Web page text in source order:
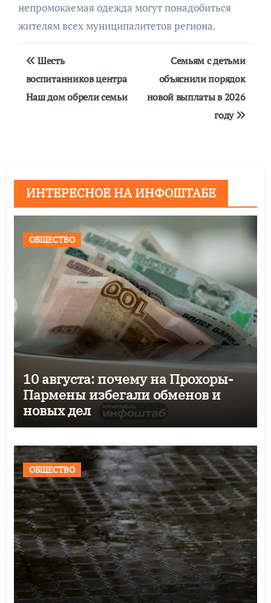
непромокаемая одежда могут понадобиться
жителям всех муниципалитетов региона.
Навигация
по
записям
Шесть
воспитанников центра
Наш дом обрели семьи
Семьям с детьми
объяснили порядок
новой выплаты в 2026
году
ИНТЕРЕСНОЕ НА ИНФОШТАБЕ
ОБЩЕСТВО
10 августа: почему на Прохоры-
Пармены избегали обменов и
новых дел
ОБЩЕСТВО